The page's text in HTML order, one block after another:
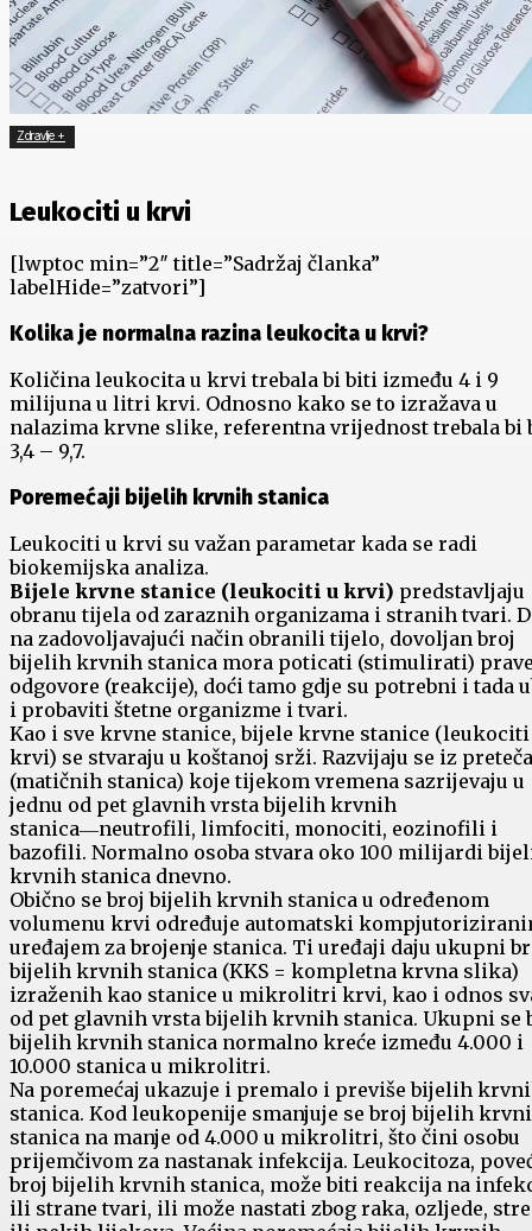
Zdravlje +
Leukociti u krvi
[lwptoc min=”2″ title=”Sadržaj članka”
labelHide=”zatvori”]
Kolika je normalna razina leukocita u krvi?
Količina leukocita u krvi trebala bi biti između 4 i 9
milijuna u litri krvi. Odnosno kako se to izražava u
nalazima krvne slike, referentna vrijednost trebala bi
3,4 – 9,7.
Poremećaji bijelih krvnih stanica
Leukociti u krvi su važan parametar kada se radi
biokemijska analiza.
Bijele krvne stanice (leukociti u krvi) predstavljaju
obranu tijela od zaraznih organizama i stranih tvari.
na zadovoljavajući način obranili tijelo, dovoljan broj
bijelih krvnih stanica mora poticati (stimulirati)
odgovore (reakcije), doći tamo gdje su potrebni i tada
i probaviti štetne organizme i tvari.
Kao i sve krvne stanice, bijele krvne stanice (leukociti
krvi) se stvaraju u koštanoj srži. Razvijaju se iz preteča
(matičnih stanica) koje tijekom vremena sazrijevaju u
jednu od pet glavnih vrsta bijelih krvnih
stanica―neutrofili, limfociti, monociti, eozinofili i
bazofili. Normalno osoba stvara oko 100 milijardi
krvnih stanica dnevno.
Obično se broj bijelih krvnih stanica u određenom
volumenu krvi određuje automatski
uređajem za brojenje stanica. Ti uređaji daju ukupni
bijelih krvnih stanica (KKS = kompletna krvna slika)
izraženih kao stanice u mikrolitri krvi, kao i odnos
od pet glavnih vrsta bijelih krvnih stanica. Ukupni se
bijelih krvnih stanica normalno kreće između 4.000 i
10.000 stanica u mikrolitri.
Na poremećaj ukazuje i premalo i previše bijelih
stanica. Kod leukopenije smanjuje se broj bijelih
stanica na manje od 4.000 u mikrolitri, što čini osobu
prijemčivom za nastanak infekcija. Leukocitoza,
broj bijelih krvnih stanica, može biti reakcija na
ili strane tvari, ili može nastati zbog raka, ozljede,